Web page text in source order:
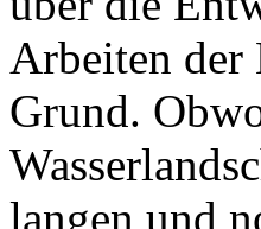
Arbeiten der
Grund.
langen und